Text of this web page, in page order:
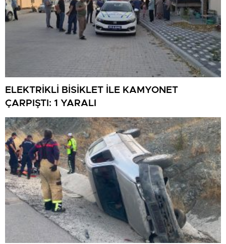
ELEKTRİKLİ BİSİKLET İLE KAMYONET
ÇARPIŞTI: 1 YARALI